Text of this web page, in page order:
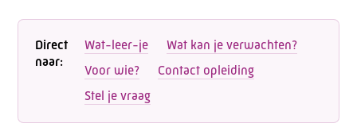
Direct
naar:
Wat-leer-je
Wat kan je verwachten?
Voor wie?
Contact opleiding
Stel je vraag